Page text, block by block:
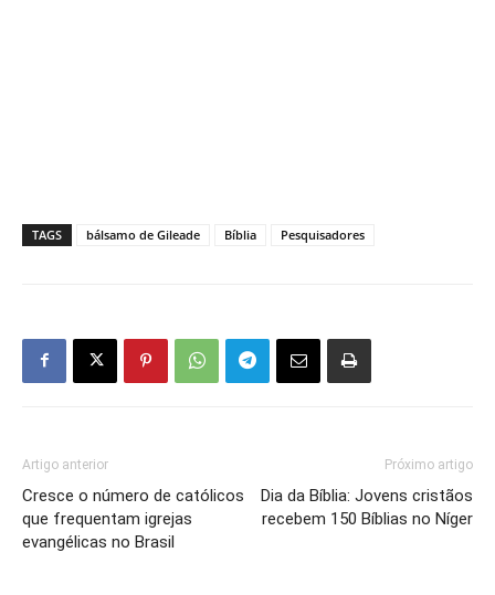
TAGS bálsamo de Gileade Bíblia Pesquisadores
Artigo anterior
Cresce o número de católicos
que frequentam igrejas
evangélicas no Brasil
Próximo artigo
Dia da Bíblia: Jovens cristãos
recebem 150 Bíblias no Níger